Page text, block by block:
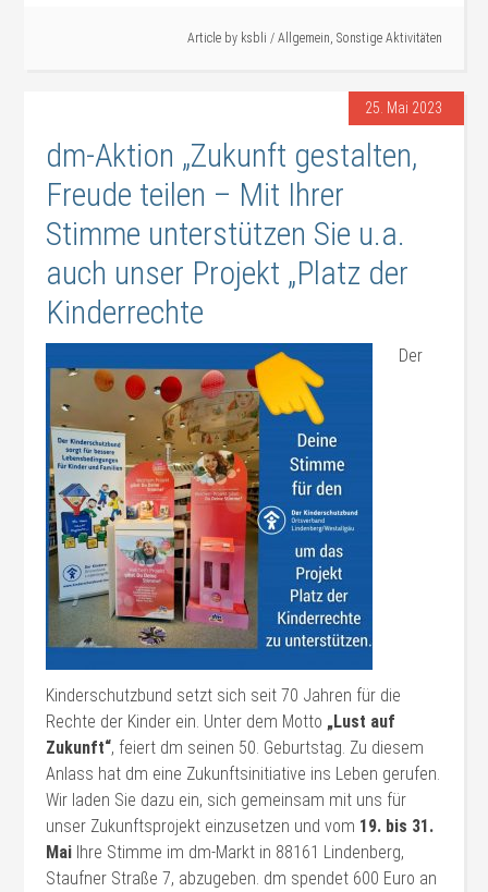
Article by ksbli / Allgemein, Sonstige Aktivitäten
25. Mai 2023
dm-Aktion „Zukunft gestalten,
Freude teilen – Mit Ihrer
Stimme unterstützen Sie u.a.
auch unser Projekt „Platz der
Kinderrechte
Der
Kinderschutzbund setzt sich seit 70 Jahren für die
Rechte der Kinder ein. Unter dem Motto „Lust auf
Zukunft“, feiert dm seinen 50. Geburtstag. Zu diesem
Anlass hat dm eine Zukunftsinitiative ins Leben gerufen.
Wir laden Sie dazu ein, sich gemeinsam mit uns für
unser Zukunftsprojekt einzusetzen und vom 19. bis 31.
Mai Ihre Stimme im dm-Markt in 88161 Lindenberg,
Staufner Straße 7, abzugeben. dm spendet 600 Euro an